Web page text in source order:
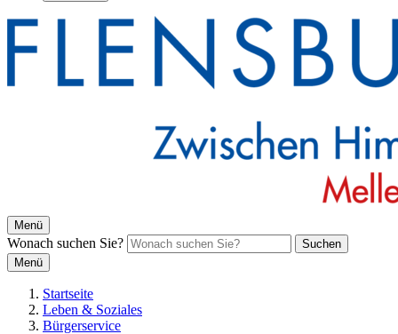
Menü
Wonach suchen Sie?
Suchen
Menü
Startseite
Leben & Soziales
Bürgerservice